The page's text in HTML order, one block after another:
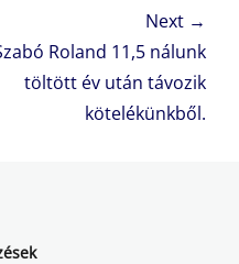
Next →
post:
Roland 11,5 nálunk
töltött év után távozik
kötelékünkből.